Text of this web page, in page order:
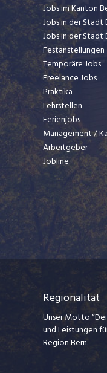
Jobs im Kanton
Jobs in der Stadt
Jobs in der Stadt
Festanstellungen
Temporäre Jobs
Freelance Jobs
Praktika
Lehrstellen
Ferienjobs
Management /
Arbeitgeber
Jobline
Regionalität
Unser Motto
und Leistungen
Region Bern.